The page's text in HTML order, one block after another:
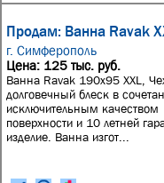
Продам: Ванна Ravak
г. Симферополь
Цена: 125 тыс. руб.
Ванна Ravak 190x95 XXL,
долговечный блеск в
исключительным качеством
поверхности и 10 летней
изделие. Ванна изгот...